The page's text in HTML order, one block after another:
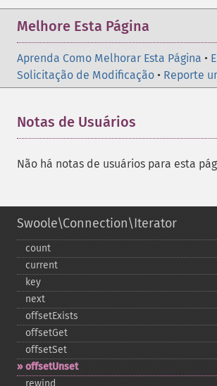
Melhore Esta Página
Aprenda Como Melhorar Esta Página •
Solicitação de Modificação • Reporte
Notas de Usuários
Não há notas de usuários para esta
Swoole\Connection\Iterator
count
current
key
next
offsetExists
offsetGet
offsetSet
offsetUnset
rewind